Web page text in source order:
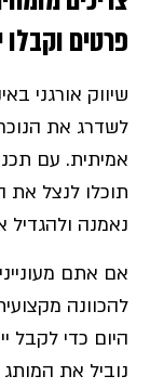
פרטים וקבלו
שיווק אורגני
לשדרג את
אמיתית. עם
תוכלו לנצל את
נאמנה
אם אתם
להכוונה
היום כדי לקבל
נוביל את